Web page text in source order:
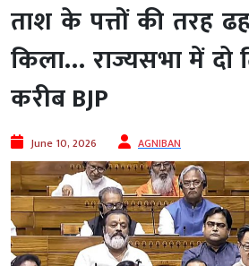
ताश के पत्तों की तरह
किला… राज्यसभा में दो
करीब BJP
June 10, 2026 AGNIBAN